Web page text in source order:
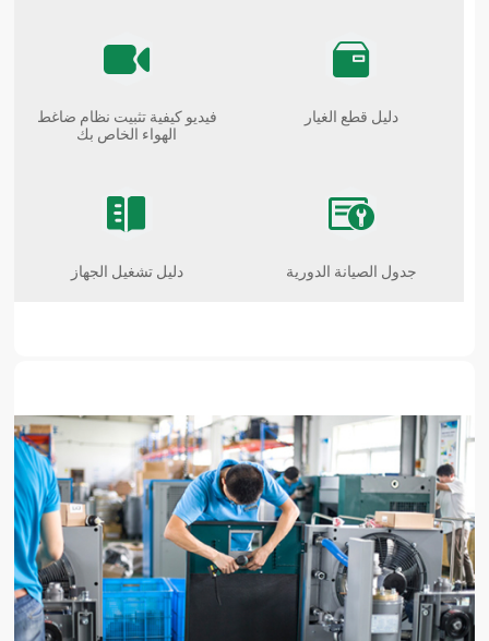
فيديو كيفية تثبيت نظام ضاغط
الهواء الخاص بك
دليل قطع الغيار
دليل تشغيل الجهاز جدول الصيانة الدورية